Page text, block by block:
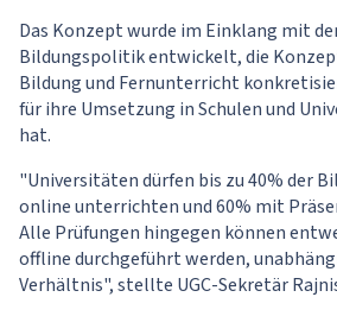
Das Konzept wurde im Einklang mit
Bildungspolitik entwickelt, die
Bildung und Fernunterricht
für ihre Umsetzung in Schulen und
hat.
"Universitäten dürfen bis zu 40% der
online unterrichten und 60% mit
Alle Prüfungen hingegen können
offline durchgeführt werden,
Verhältnis", stellte UGC-Sekretär